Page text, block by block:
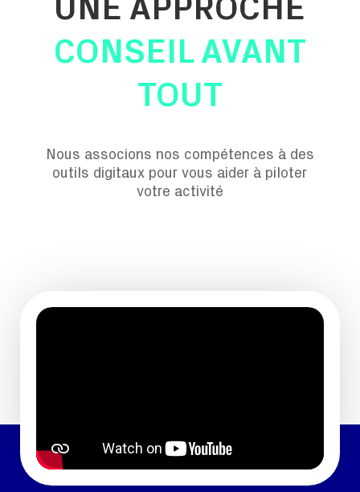
UNE APPROCHE
CONSEIL AVANT
TOUT
Nous associons nos compétences à des
outils digitaux pour vous aider à piloter
votre activité